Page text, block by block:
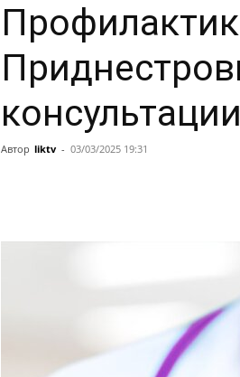
Автор liktv - 03/03/2025 19:31